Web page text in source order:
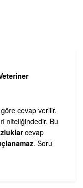
göre cevap verilir.
niteliğindedir. Bu
cevap
. Soru